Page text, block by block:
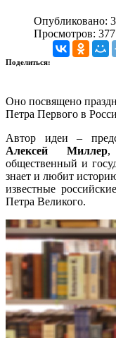
Опубликовано:
Просмотров: 377
Поделиться:
Оно посвящено
Петра Первого в
Автор идеи –
Алексей Миллер,
общественный и
знает и любит
известные
Петра Великого.